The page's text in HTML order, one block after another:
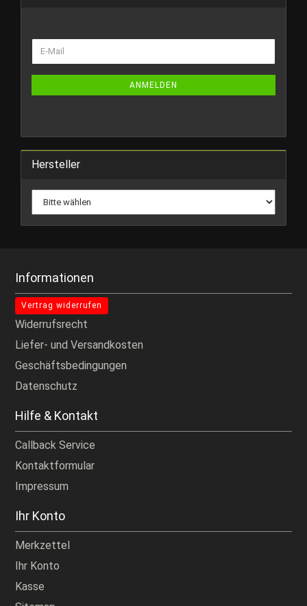
ZUR
E-
Mail
ANMELDEN
Hersteller
Informationen
Vertrag widerrufen
Widerrufsrecht
Liefer- und Versandkosten
Geschäftsbedingungen
Datenschutz
Hilfe & Kontakt
Callback Service
Kontaktformular
Impressum
Ihr Konto
Merkzettel
Ihr Konto
Kasse